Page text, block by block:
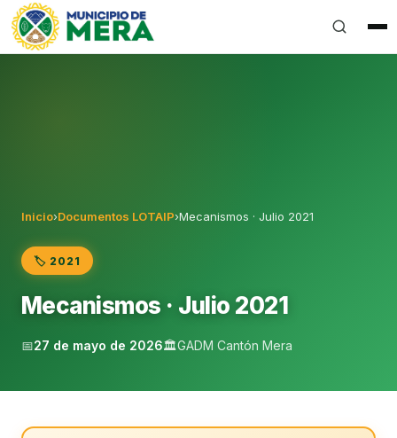
Gobierno Autónomo Descentralizado Municipal del
Inicio›Documentos LOTAIP›Mecanismos · Julio 2021
🏷️ 2021
Mecanismos · Julio 2021
📅27 de mayo de 2026🏛️GADM Cantón Mera